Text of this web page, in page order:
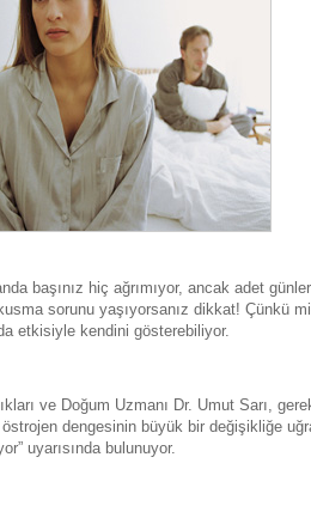
başınız hiç ağrımıyor, ancak adet
sorunu yaşıyorsanız dikkat! Çünkü
etkisiyle kendini gösterebiliyor.
ve Doğum Uzmanı Dr. Umut Sarı,
dengesinin büyük bir değişikliğe
uyarısında bulunuyor.